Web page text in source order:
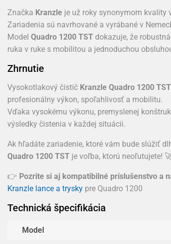
Značka Kranzle je už roky synonymom kvality
Zariadenia sú navrhované a vyrábané v
Model Quadro 1200 TST dokazuje, že
ruka v ruke s mobilitou a jednoduchou
Zhrnutie
Vysokotlakový čistič Kranzle Quadro 1200 TST
profesionálny výkon, spoľahlivosť a mobilitu.
Vďaka vysokému výkonu, premyslenej
výsledky čistenia v každej situácii.
Ak hľadáte zariadenie, ktoré vám bude slúžiť
Quadro 1200 TST je voľba, ktorú neoľutujete!
👉 Pozrite si aj kompatibilné príslušenstvo a
Kranzle lance a trysky pre Quadro 1200
Technická špecifikácia
Model